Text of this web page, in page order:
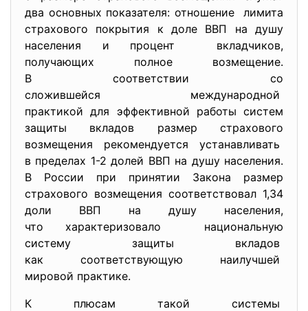
два основных показателя: отношение лимита
страхового покрытия к доле ВВП на душу
населения и процент вкладчиков,
получающих полное возмещение.
В соответствии со
сложившейся международной
практикой для эффективной работы систем
защиты вкладов размер страхового
возмещения рекомендуется устанавливать
в пределах 1-2 долей ВВП на душу населения.
В России при принятии Закона размер
страхового возмещения соответствовал 1,34
доли ВВП на душу населения,
что характеризовало национальную
систему защиты вкладов
как соответствующую наилучшей
мировой практике.
К плюсам такой системы